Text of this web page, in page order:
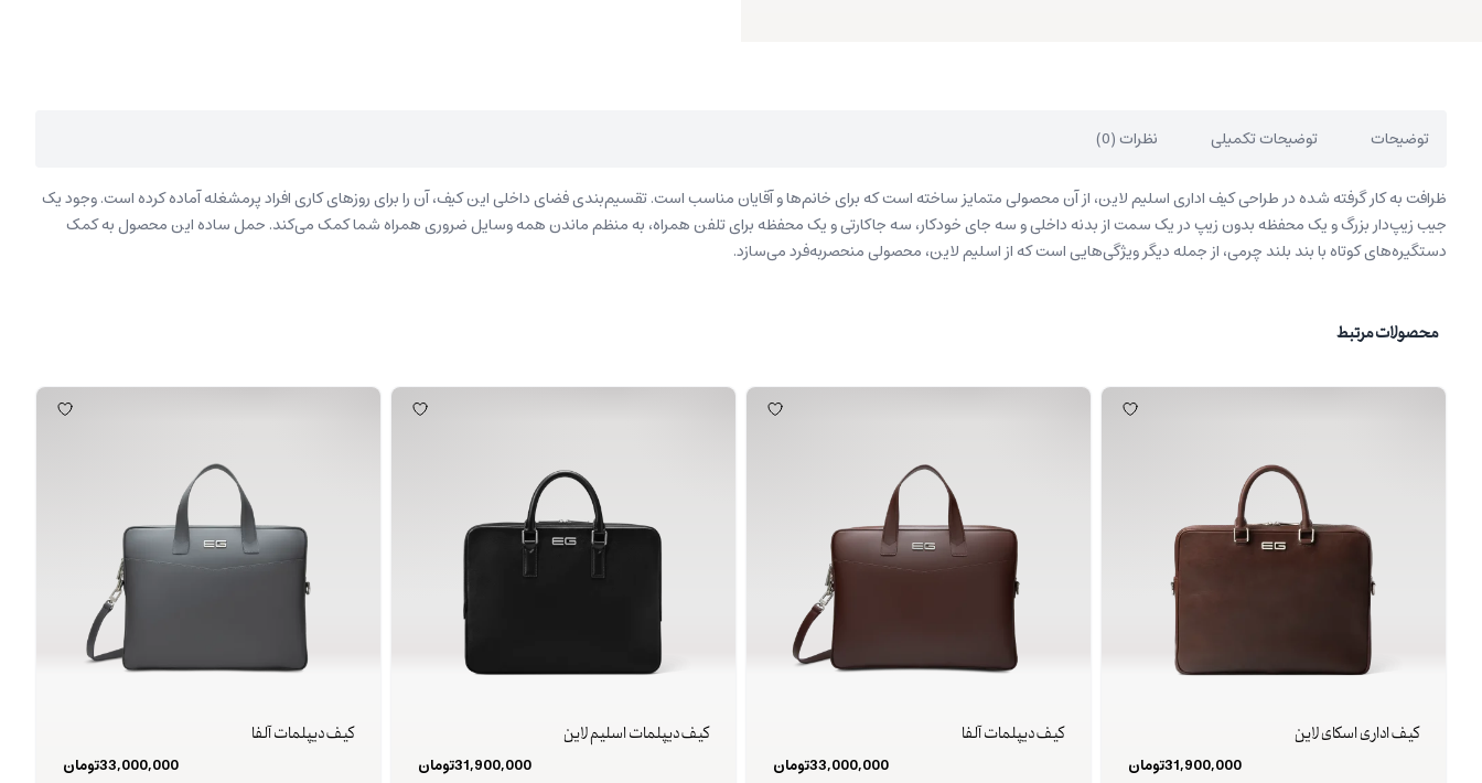
توضیحات توضیحات تکمیلی نظرات (0)
ظرافت به کار گرفته شده در طراحی کیف اداری اسلیم لاین، از آن محصولی متمایز ساخته است که برای خانم‌ها و آقایان مناسب ‌است. تقسیم‌بندی فضای داخلی این کیف، آن‌ را برای روزهای کاری افراد پرمشغله آماده کرده است. وجود یک
جیب زیپ‌دار بزرگ و یک محفظه بدون زیپ در یک سمت از بدنه داخلی و سه جای خودکار، سه جاکارتی و یک محفظه برای تلفن همراه، به‌ منظم ماندن همه وسایل ضروری همراه شما کمک می‌کند. حمل ساده این محصول به کمک
دستگیره‌های کوتاه با بند بلند چرمی، از جمله دیگر ویژگی‌هایی است که از اسلیم لاین، محصولی منحصربه‌فرد می‌سازد.
محصولات مرتبط
کیف اداری اسکای لاین
31,900,000تومان
کیف دیپلمات آلفا
33,000,000تومان
کیف دیپلمات اسلیم لاین
31,900,000تومان
کیف دیپلمات آلفا
33,000,000تومان